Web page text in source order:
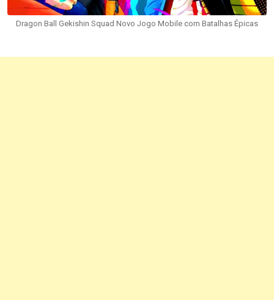
Dragon Ball Gekishin Squad Novo Jogo Mobile com Batalhas Épicas